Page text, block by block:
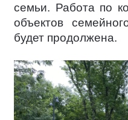
семьи. Работа по
объектов
будет продолжена.